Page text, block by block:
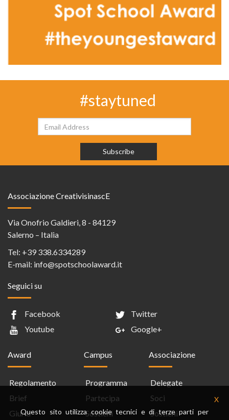
#staytuned
Associazione CreativisinascE
Via Onofrio Galdieri, 8 - 84129
Salerno – Italia
Tel: +39 338.6334289
E-mail: info@spotschoolaward.it
Seguici su
Facebook
Twitter
Youtube
Google+
Award
Regolamento
Brief
Giuria
Campus
Programma
Partecipa
Sostieni
Associazione
Delegate
Soci
Sostieni
Questo sito utilizza cookie tecnici e di terze parti per
X